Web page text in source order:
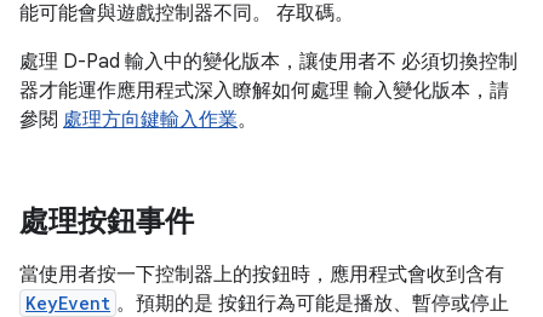
能可能會與遊戲控制器不同。 存取碼。
處理 D-Pad 輸入中的變化版本，讓使用者不 必須切換控制
器才能運作應用程式深入瞭解如何處理 輸入變化版本，請
參閱 處理方向鍵輸入作業。
處理按鈕事件
當使用者按一下控制器上的按鈕時，應用程式會收到含有
KeyEvent 。預期的是 按鈕行為可能是播放、暫停或停止